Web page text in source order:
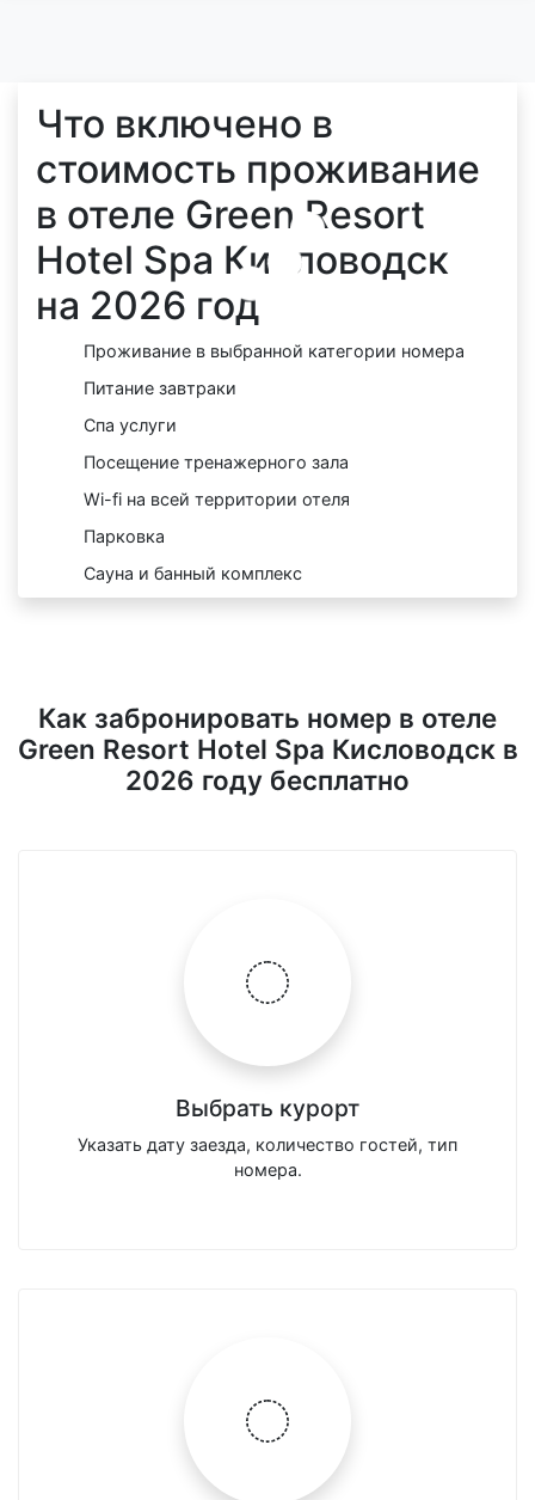
Что включено в
стоимость проживание
в отеле Green Resort
Hotel Spa Кисловодск
на 2026 год
Проживание в выбранной категории номера
Питание завтраки
Спа услуги
Посещение тренажерного зала
Wi-fi на всей территории отеля
Парковка
Сауна и банный комплекс
Как забронировать номер в отеле
Green Resort Hotel Spa Кисловодск в
2026 году бесплатно
Выбрать курорт
Указать дату заезда, количество гостей, тип
номера.